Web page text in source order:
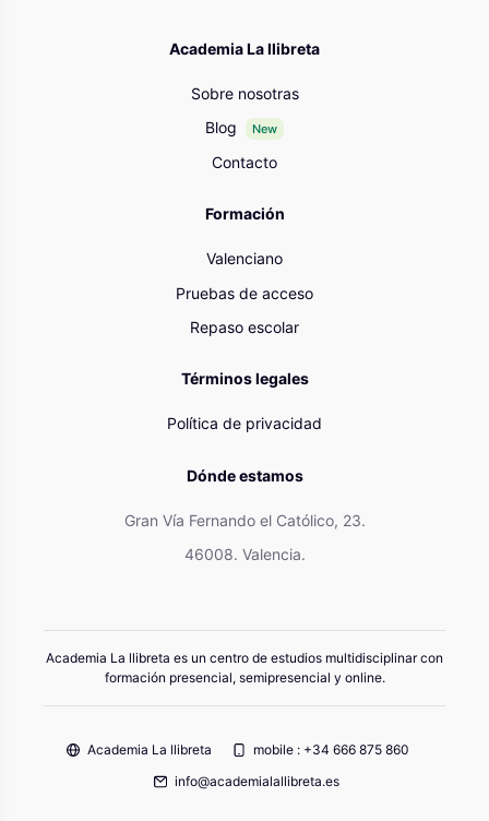
Academia La llibreta
Sobre nosotras
Blog
New
Contacto
Formación
Valenciano
Pruebas de acceso
Repaso escolar
Términos legales
Política de privacidad
Dónde estamos
Gran Vía Fernando el Católico, 23.
46008. Valencia.
Academia La llibreta es un centro de estudios multidisciplinar con
formación presencial, semipresencial y online.
Academia La llibreta
mobile : +34 666 875 860
info@academialallibreta.es